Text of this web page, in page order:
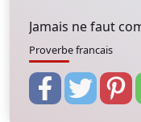
Jamais ne faut
Proverbe francais